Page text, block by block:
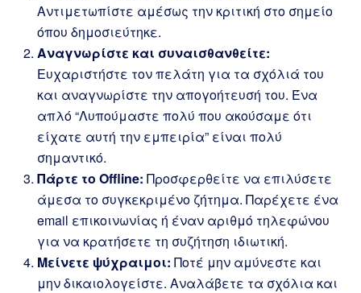
Αντιμετωπίστε αμέσως την κριτική στο σημείο
όπου δημοσιεύτηκε.
Αναγνωρίστε και συναισθανθείτε:
Ευχαριστήστε τον πελάτη για τα σχόλιά του
και αναγνωρίστε την απογοήτευσή του. Ένα
απλό “Λυπούμαστε πολύ που ακούσαμε ότι
είχατε αυτή την εμπειρία” είναι πολύ
σημαντικό.
Πάρτε το Offline: Προσφερθείτε να επιλύσετε
άμεσα το συγκεκριμένο ζήτημα. Παρέχετε ένα
email επικοινωνίας ή έναν αριθμό τηλεφώνου
για να κρατήσετε τη συζήτηση ιδιωτική.
Μείνετε ψύχραιμοι: Ποτέ μην αμύνεστε και
μην δικαιολογείστε. Αναλάβετε τα σχόλια και